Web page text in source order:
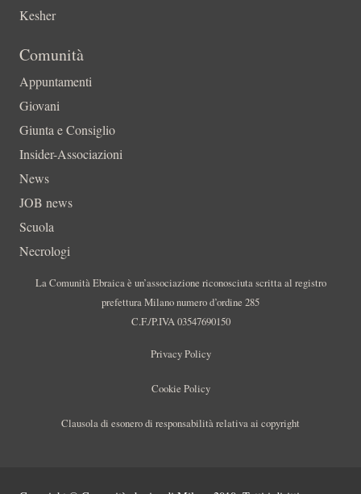
Kesher
Comunità
Appuntamenti
Giovani
Giunta e Consiglio
Insider-Associazioni
News
JOB news
Scuola
Necrologi
La Comunità Ebraica è un’associazione riconosciuta scritta al registro
prefettura Milano numero d’ordine 285
C.F./P.IVA 03547690150
Privacy Policy
Cookie Policy
Clausola di esonero di responsabilità relativa ai copyright